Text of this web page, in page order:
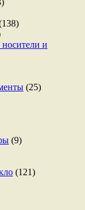
и
(25)
(9)
(121)